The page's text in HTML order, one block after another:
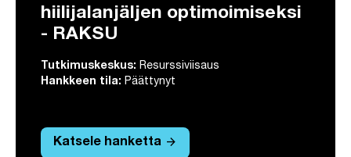
hiilijalanjäljen optimoimiseksi
- RAKSU
Tutkimuskeskus: Resurssiviisaus
Hankkeen tila: Päättynyt
Katsele hanketta arrow_forward